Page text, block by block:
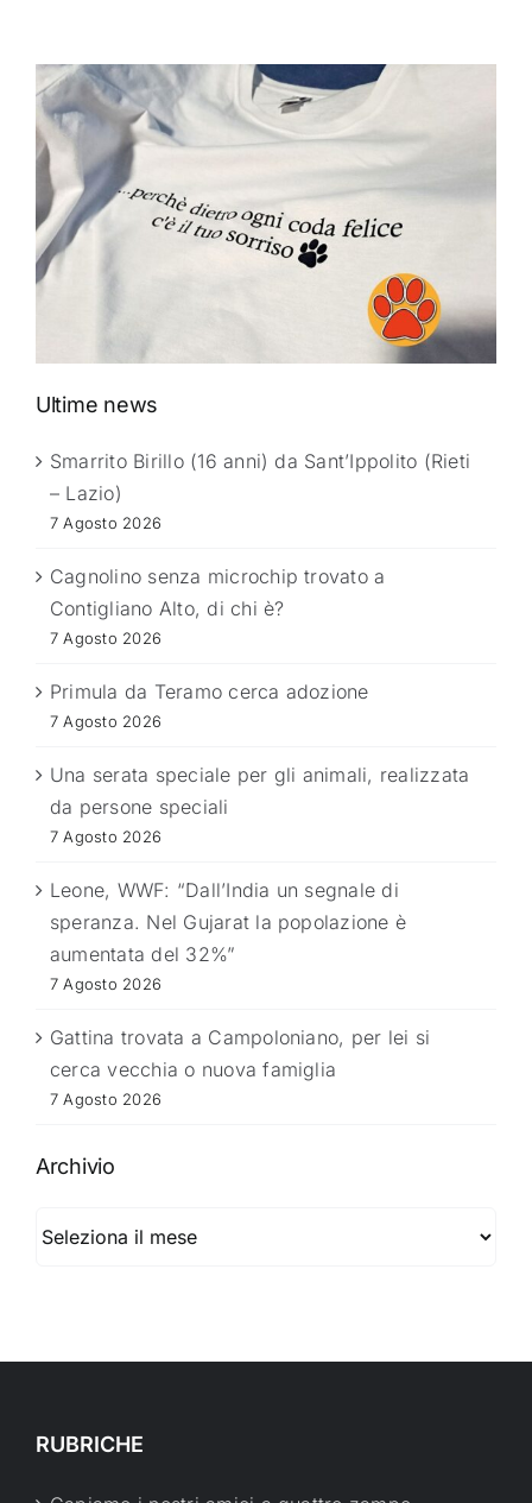
Ultime news
Smarrito Birillo (16 anni) da Sant’Ippolito (Rieti
– Lazio)
7 Agosto 2026
Cagnolino senza microchip trovato a
Contigliano Alto, di chi è?
7 Agosto 2026
Primula da Teramo cerca adozione
7 Agosto 2026
Una serata speciale per gli animali, realizzata
da persone speciali
7 Agosto 2026
Leone, WWF: “Dall’India un segnale di
speranza. Nel Gujarat la popolazione è
aumentata del 32%”
7 Agosto 2026
Gattina trovata a Campoloniano, per lei si
cerca vecchia o nuova famiglia
7 Agosto 2026
Archivio
RUBRICHE